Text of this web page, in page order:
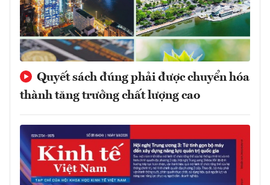
Quyết sách đúng phải được chuyển hóa
thành tăng trưởng chất lượng cao